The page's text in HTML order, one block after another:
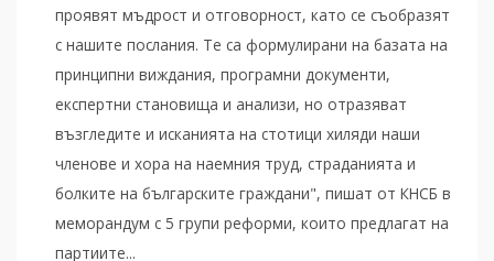
проявят мъдрост и отговорност, като се съобразят
с нашите послания. Те са формулирани на базата на
принципни виждания, програмни документи,
експертни становища и анализи, но отразяват
възгледите и исканията на стотици хиляди наши
членове и хора на наемния труд, страданията и
болките на българските граждани", пишат от КНСБ в
меморандум с 5 групи реформи, които предлагат на
партиите...